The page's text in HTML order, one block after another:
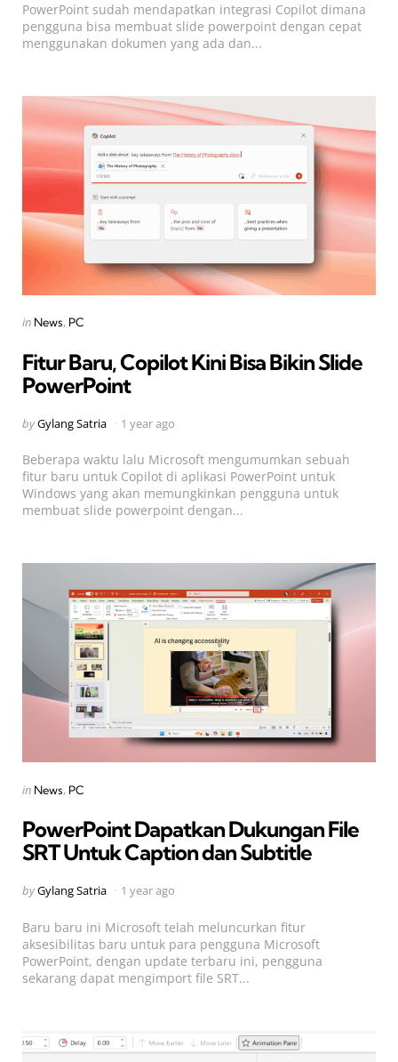
PowerPoint sudah mendapatkan integrasi Copilot dimana
pengguna bisa membuat slide powerpoint dengan cepat
menggunakan dokumen yang ada dan...
Categories
Posted
in News PC
Fitur Baru, Copilot Kini Bisa Bikin Slide
PowerPoint
Posted
byGylang Satria 1 year ago
Beberapa waktu lalu Microsoft mengumumkan sebuah
fitur baru untuk Copilot di aplikasi PowerPoint untuk
Windows yang akan memungkinkan pengguna untuk
membuat slide powerpoint dengan...
Categories
Posted
in News PC
PowerPoint Dapatkan Dukungan File
SRT Untuk Caption dan Subtitle
Posted
byGylang Satria 1 year ago
Baru baru ini Microsoft telah meluncurkan fitur
aksesibilitas baru untuk para pengguna Microsoft
PowerPoint, dengan update terbaru ini, pengguna
sekarang dapat mengimport file SRT...